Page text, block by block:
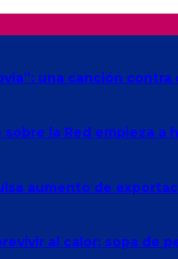
una canción
la Red empieza a
aumento de
al calor: sopa de